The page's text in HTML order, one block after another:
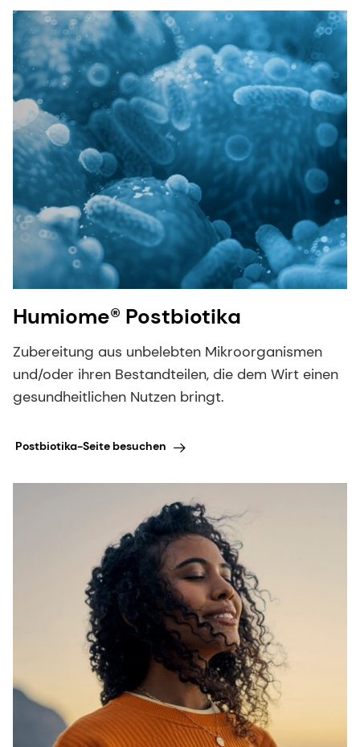
Humiome® Postbiotika
Zubereitung aus unbelebten Mikroorganismen
und/oder ihren Bestandteilen, die dem Wirt einen
gesundheitlichen Nutzen bringt.
Postbiotika-Seite besuchen